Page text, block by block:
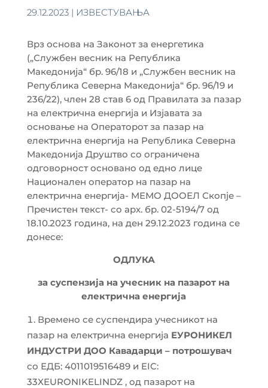
29.12.2023| ИЗВЕСТУВАЊА
Врз основа на Законот за енергетика
(„Службен весник на Република
Македонија“ бр. 96/18 и „Службен весник на
Република Северна Македонија“ бр. 96/19 и
236/22), член 28 став 6 од Правилата за пазар
на електрична енергија и Изјавата за
основање на Операторот за пазар на
електрична енергија на Република Северна
Македонија Друштво со ограничена
одговорност основано од едно лице
Национален оператор на пазар на
електрична енергија- МЕМО ДООЕЛ Скопје –
Пречистен текст- со арх. бр. 02-5194/7 од
18.10.2023 година, на ден 29.12.2023 година се
донесе:
ОДЛУКА
за суспензија на учесник на пазарот на
електрична енергија
Времено се суспендира учесникот на
пазар на електрична енергија ЕУРОНИКЕЛ
ИНДУСТРИ ДОО Кавадарци – потрошувач
со ЕДБ: 4011019516489 и EIC:
33XEURONIKELINDZ , од пазарот на